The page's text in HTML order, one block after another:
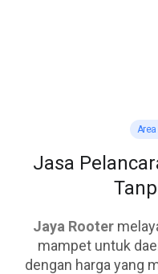
Jasa
Jaya Rooter
mampet untuk
dengan harga yang